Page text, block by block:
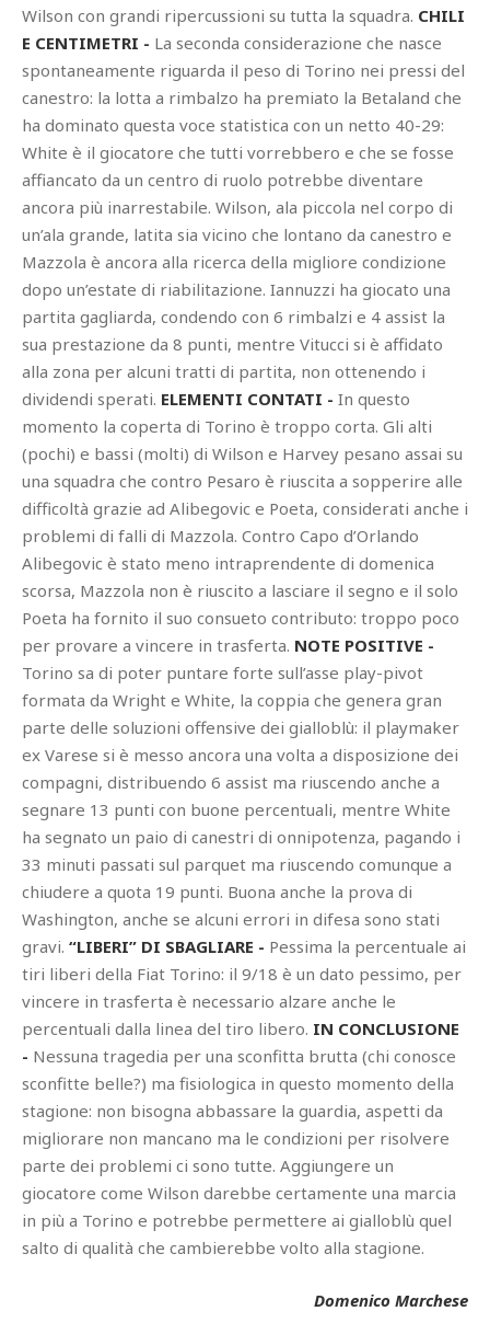
Wilson con grandi ripercussioni su tutta la squadra. CHILI
E CENTIMETRI - La seconda considerazione che nasce
spontaneamente riguarda il peso di Torino nei pressi del
canestro: la lotta a rimbalzo ha premiato la Betaland che
ha dominato questa voce statistica con un netto 40-29:
White è il giocatore che tutti vorrebbero e che se fosse
affiancato da un centro di ruolo potrebbe diventare
ancora più inarrestabile. Wilson, ala piccola nel corpo di
un’ala grande, latita sia vicino che lontano da canestro e
Mazzola è ancora alla ricerca della migliore condizione
dopo un’estate di riabilitazione. Iannuzzi ha giocato una
partita gagliarda, condendo con 6 rimbalzi e 4 assist la
sua prestazione da 8 punti, mentre Vitucci si è affidato
alla zona per alcuni tratti di partita, non ottenendo i
dividendi sperati. ELEMENTI CONTATI - In questo
momento la coperta di Torino è troppo corta. Gli alti
(pochi) e bassi (molti) di Wilson e Harvey pesano assai su
una squadra che contro Pesaro è riuscita a sopperire alle
difficoltà grazie ad Alibegovic e Poeta, considerati anche i
problemi di falli di Mazzola. Contro Capo d’Orlando
Alibegovic è stato meno intraprendente di domenica
scorsa, Mazzola non è riuscito a lasciare il segno e il solo
Poeta ha fornito il suo consueto contributo: troppo poco
per provare a vincere in trasferta. NOTE POSITIVE -
Torino sa di poter puntare forte sull’asse play-pivot
formata da Wright e White, la coppia che genera gran
parte delle soluzioni offensive dei gialloblù: il playmaker
ex Varese si è messo ancora una volta a disposizione dei
compagni, distribuendo 6 assist ma riuscendo anche a
segnare 13 punti con buone percentuali, mentre White
ha segnato un paio di canestri di onnipotenza, pagando i
33 minuti passati sul parquet ma riuscendo comunque a
chiudere a quota 19 punti. Buona anche la prova di
Washington, anche se alcuni errori in difesa sono stati
gravi. “LIBERI” DI SBAGLIARE - Pessima la percentuale ai
tiri liberi della Fiat Torino: il 9/18 è un dato pessimo, per
vincere in trasferta è necessario alzare anche le
percentuali dalla linea del tiro libero. IN CONCLUSIONE
- Nessuna tragedia per una sconfitta brutta (chi conosce
sconfitte belle?) ma fisiologica in questo momento della
stagione: non bisogna abbassare la guardia, aspetti da
migliorare non mancano ma le condizioni per risolvere
parte dei problemi ci sono tutte. Aggiungere un
giocatore come Wilson darebbe certamente una marcia
in più a Torino e potrebbe permettere ai gialloblù quel
salto di qualità che cambierebbe volto alla stagione.
Domenico Marchese